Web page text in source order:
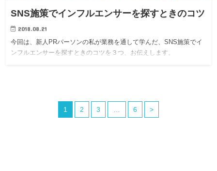
SNS施策でインフルエンサーを探すときのコツ
2018.08.21
今回は、新人PRパーソンの私が業務を通して学んだ、SNS施策でイ
ンフルエンサーを探すときのコツを３つ、お伝えします。
1 2 3 6 >